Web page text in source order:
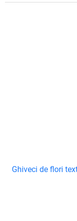
Ghiveci de flori